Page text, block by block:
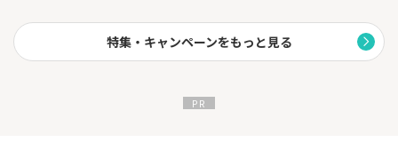
特集・キャンペーンをもっと見る